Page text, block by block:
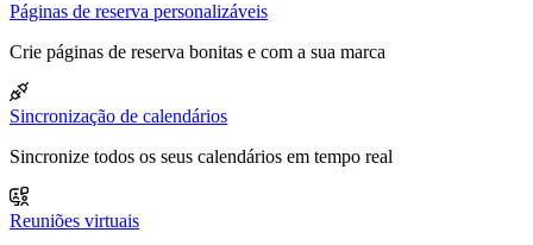
Páginas de reserva personalizáveis
Crie páginas de reserva bonitas e com a sua marca
Sincronização de calendários
Sincronize todos os seus calendários em tempo real
Reuniões virtuais